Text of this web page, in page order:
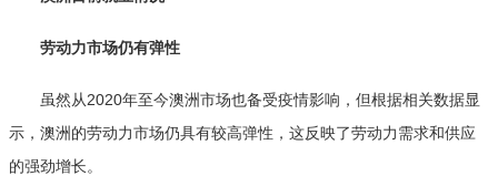
劳动力市场仍有弹性
虽然从2020年至今澳洲市场也备受疫情影响，但根据相关数据显
示，澳洲的劳动力市场仍具有较高弹性，这反映了劳动力需求和供应
的强劲增长。